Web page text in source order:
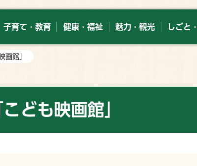
子育て・教育 健康・福祉 魅力・観光 しごと
画館」
ども映画館」